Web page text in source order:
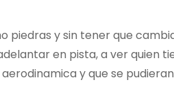
piedras y sin tener que
en pista, a ver quien
y que se